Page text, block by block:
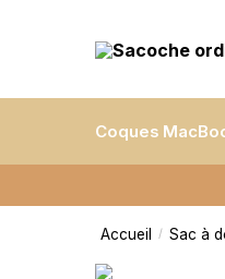
Coques
Accueil / Sac à